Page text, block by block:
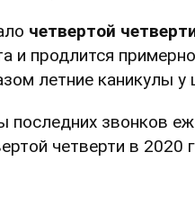
четвертой
и продлится
летние каникулы
последних звонков
четверти в 2020